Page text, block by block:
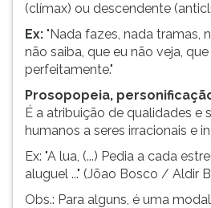
(clímax) ou descendente
Ex: "Nada fazes, nada tramas,
não saiba, que eu não veja,
perfeitamente."
Prosopopeia,
É a atribuição de qualidades e
humanos a seres irracionais e
Ex: "A lua, (...) Pedia a cada
aluguel ..." (Jõao Bosco / Aldir
Obs.: Para alguns, é uma